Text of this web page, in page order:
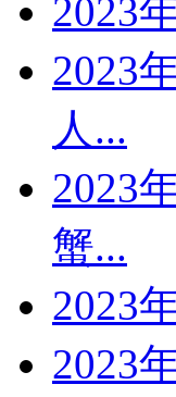
2023
2023
人...
2023
蟹...
2023
2023